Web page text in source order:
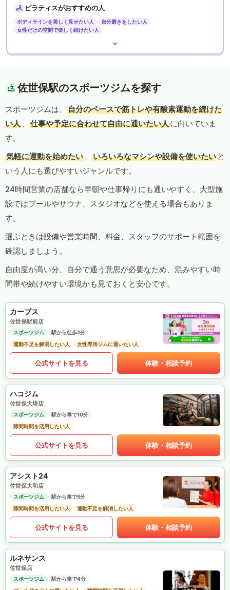
ピラティスがおすすめの人
ボディラインを美しく見せたい人
自分磨きをしたい人
女性だけの空間で楽しく続けたい人
佐世保駅のスポーツジムを探す
スポーツジムは、
自分のペースで筋トレや有酸素運動を続けた
い人 、 仕事や予定に合わせて自由に通いたい人に向いていま
す。
気軽に運動を始めたい 、 いろいろなマシンや設備を使いたい と
いう人にも選びやすいジャンルです。
24時間営業の店舗なら早朝や仕事帰りにも通いやすく、大型施
設ではプールやサウナ、スタジオなどを使える場合もありま
す。
選ぶときは設備や営業時間、料金、スタッフのサポート範囲を
確認しましょう。
自由度が高い分、自分で通う意思が必要なため、混みやすい時
間帯や続けやすい環境かも見ておくと安心です。
カーブス
佐世保駅前店
スポーツジム
駅から徒歩2分
運動不足を解消したい人
女性専用ジムに通いたい人
公式サイトを見る 体験・相談予約
ハコジム
佐世保大塔店
スポーツジム
駅から車で10分
隙間時間を活用したい人
公式サイトを見る 体験・相談予約
アシスト24
佐世保大和店
スポーツジム
駅から車で5分
隙間時間を活用したい人
運動不足を解消したい人
公式サイトを見る 体験・相談予約
ルネサンス
佐世保店
スポーツジム
駅から車で4分